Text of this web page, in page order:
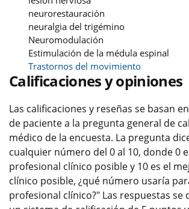
neurorestauración
neuralgia del trigémino
Neuromodulación
Estimulación de la médula espinal
Trastornos del movimiento
Calificaciones y opiniones
Las calificaciones y reseñas se basan
de paciente a la pregunta general de
médico de la encuesta. La pregunta
cualquier número del 0 al 10, donde 0
profesional clínico posible y 10 es el
clínico posible, ¿qué número usaría
profesional clínico?" Las respuestas se